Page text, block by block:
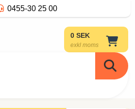
0455-30 25 00
0 SEK
exkl moms